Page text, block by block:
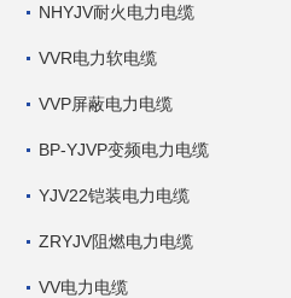
NHYJV耐火电力电缆
VVR电力软电缆
VVP屏蔽电力电缆
BP-YJVP变频电力电缆
YJV22铠装电力电缆
ZRYJV阻燃电力电缆
VV电力电缆